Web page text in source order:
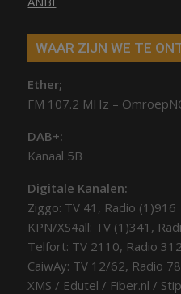
WAAR ZIJN WE TE
Ether;
FM 107.2 MHz –
DAB+:
Kanaal 5B
Digitale Kanalen:
Ziggo: TV 41, Radio (1)916
KPN/XS4all: TV (1)341,
Telfort: TV 2110, Radio
CaiwAy: TV 12/62, Radio
XMS / Edutel / Fiber.nl /